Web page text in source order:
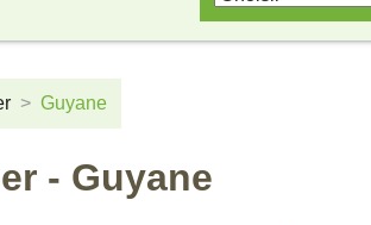
Guyane
- Guyane